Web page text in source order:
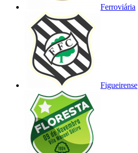
Ferroviária
Figueirense